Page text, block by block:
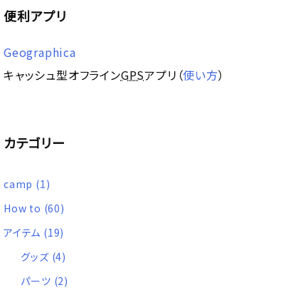
便利アプリ
Geographica
キャッシュ型オフラインGPSアプリ（使い方）
カテゴリー
camp (1)
How to (60)
アイテム (19)
グッズ (4)
パーツ (2)